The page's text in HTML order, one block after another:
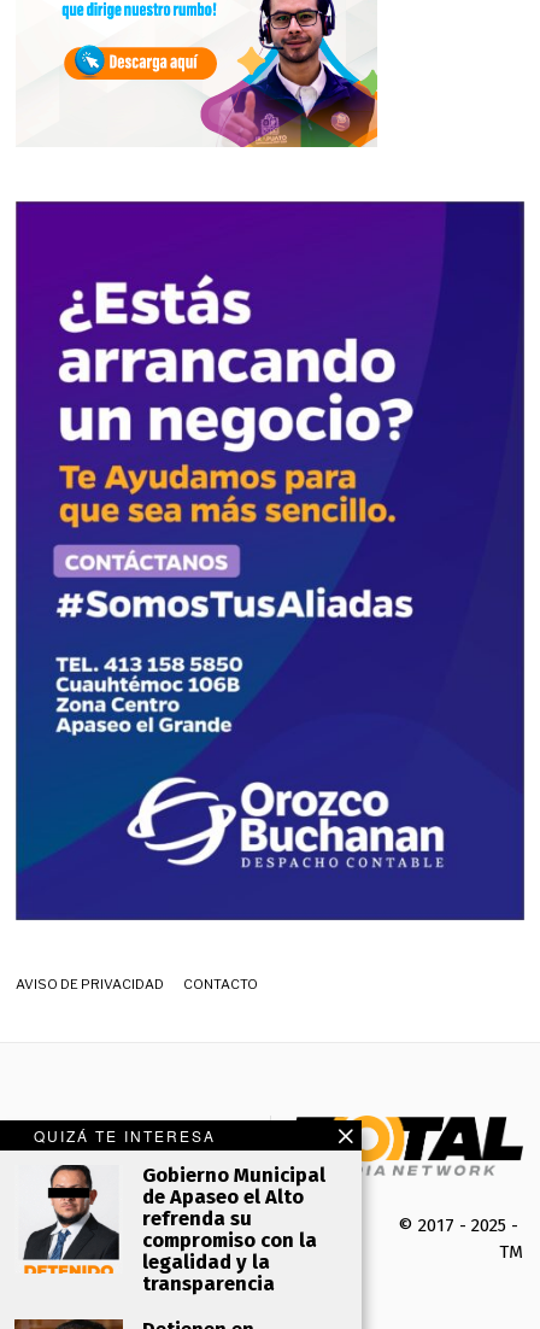
AVISO DE PRIVACIDAD CONTACTO
QUIZÁ TE INTERESA
Gobierno Municipal
de Apaseo el Alto
refrenda su
compromiso con la
legalidad y la
transparencia
© 2017 - 2025 -